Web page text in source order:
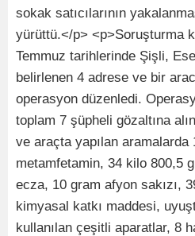
sokak satıcılarının
yürüttü.</p> <p>Soruşturma
Temmuz tarihlerinde Şişli,
belirlenen 4 adrese ve bir
operasyon düzenledi.
toplam 7 şüpheli gözaltına
ve araçta yapılan aramalarda
metamfetamin, 34 kilo 800,5
ecza, 10 gram afyon sakızı,
kimyasal katkı maddesi,
kullanılan çeşitli aparatlar, 8